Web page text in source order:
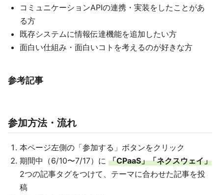
コミュニケーションAPIの連携・実装をしたことがあ
る方
既存システムに情報伝達機能を追加したい方
面白い仕組み・面白いコトを考えるのが好きな方
参考記事
参加方法・流れ
本ページ左側の「参加する」ボタンをクリック
期間中（6/10〜7/17）に 「CPaaS」「ネクスウェイ」
2つの記事タグをつけて、テーマに合わせた記事を投
稿